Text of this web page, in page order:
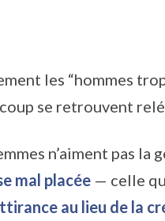
les “hommes
se retrouvent
n’aiment pas la
mal placée — celle
au lieu de la